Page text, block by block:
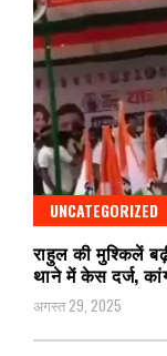
UNCATEGORIZED
राहुल की मुश्किलें
थाने में केस दर्ज,
अगस्त 29, 2025